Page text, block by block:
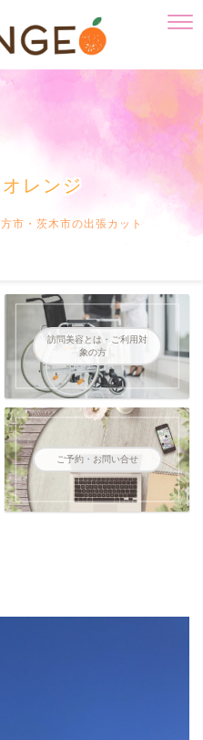
レンジ
市・茨木市の出張カット
訪問美容とは・ご利用対
象の方
ご予約・お問い合せ